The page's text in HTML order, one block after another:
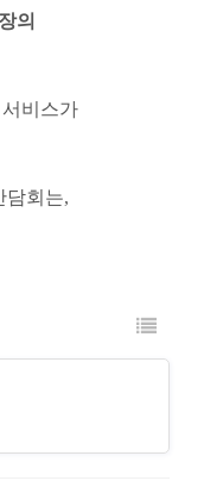
의
비스가
담회는,